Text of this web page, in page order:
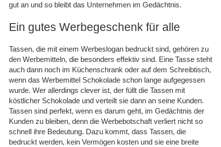
gut an und so bleibt das Unternehmen im Gedächtnis.
Ein gutes Werbegeschenk für alle
Tassen, die mit einem Werbeslogan bedruckt sind, gehören zu
den Werbemitteln, die besonders effektiv sind. Eine Tasse steht
auch dann noch im Küchenschrank oder auf dem Schreibtisch,
wenn das Werbemittel Schokolade schon lange aufgegessen
wurde. Wer allerdings clever ist, der füllt die Tassen mit
köstlicher Schokolade und verteilt sie dann an seine Kunden.
Tassen sind perfekt, wenn es darum geht, im Gedächtnis der
Kunden zu bleiben, denn die Werbebotschaft verliert nicht so
schnell ihre Bedeutung. Dazu kommt, dass Tassen, die
bedruckt werden, kein Vermögen kosten und sie eine breite